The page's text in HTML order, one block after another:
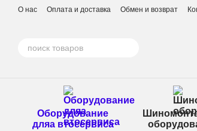
Перейти к основному контенту
О нас Оплата и доставка Обмен и возврат
Оборудование
дляа втосервиса